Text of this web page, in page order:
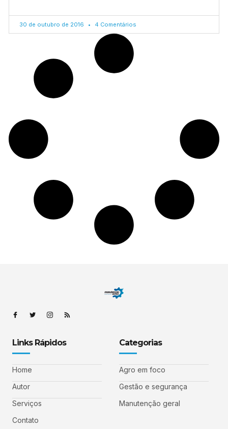
30 de outubro de 2016 4 Comentários
Links Rápidos
Home
Autor
Serviços
Contato
Categorias
Agro em foco
Gestão e segurança
Manutenção geral